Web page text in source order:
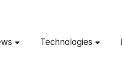
Technologies